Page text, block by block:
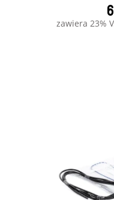
zawiera 23%